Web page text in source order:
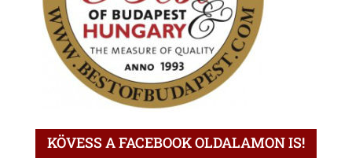
KÖVESS A FACEBOOK OLDALAMON IS!